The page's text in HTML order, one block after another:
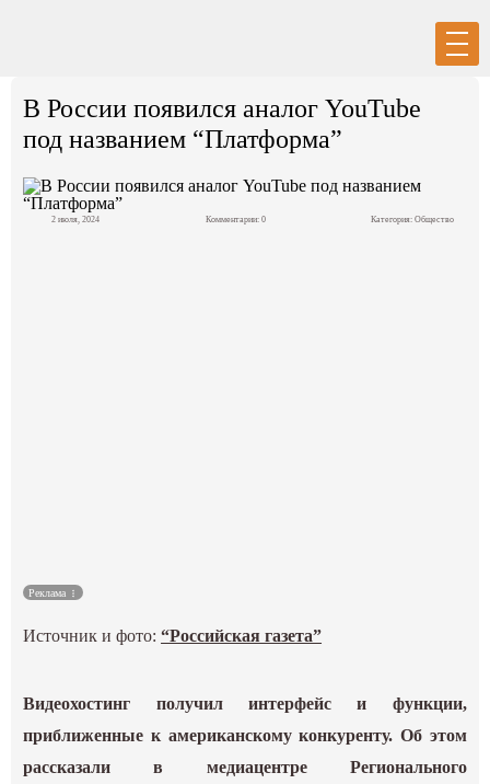
Регистрация
Спецпроекты
В России появился аналог YouTube
под названием “Платформа”
2 июля, 2024 Комментарии: 0 Категория: Общество
Реклама
Источник и фото:“Российская газета”
Видеохостинг получил интерфейс и функции,
приближенные к американскому конкуренту. Об этом
рассказали в медиацентре Регионального